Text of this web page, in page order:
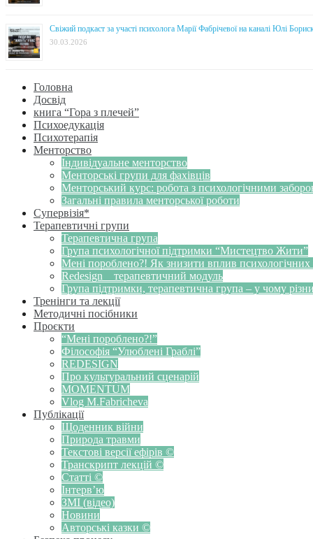
Свіжий подкаст за участі психолога Марії Фабрічевої на каналі Юлі
30.03.2026
Головна
Досвід
книга “Гора з плечей”
Психоедукація
Психотерапія
Менторство
Індивідуальне менторство
Менторські групи для фахівців
Менторський курс: робота з психологічними
Загальні правила менторської роботи
Супервізія*
Терапевтичні групи
Терапевтична група
Група психологічної підтримки “Мистецтво Жити”
Мені пороблено?! Як знизити вплив психологічних
Redesign _ терапевтичний модуль
Група підтримки, терапевтична група – у чому
Тренінги та лекції
Методичні посібники
Проєкти
“Мені пороблено?!”
Філософія “Улюблені Граблі”
REDESIGN
Про культуральний сценарій
MOMENTUM
Vlog M.Fabricheva
Публікації
Щоденник війни
Природа травми
Текстові версії ефірів ©
Транскрипт лекцій ©
Статті ©
Інтерв’ю
ЗМІ (відео)
Новини
Авторські казки ©